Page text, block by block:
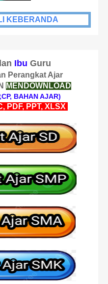
KEBERANDA
Ibu Guru
Perangkat Ajar
MENDOWNLOAD
BAHAN AJAR)
PDF, PPT, XLSX